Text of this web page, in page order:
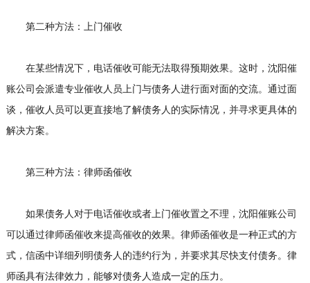
第二种方法：上门催收
在某些情况下，电话催收可能无法取得预期效果。这时，沈阳催
账公司会派遣专业催收人员上门与债务人进行面对面的交流。通过面
谈，催收人员可以更直接地了解债务人的实际情况，并寻求更具体的
解决方案。
第三种方法：律师函催收
如果债务人对于电话催收或者上门催收置之不理，沈阳催账公司
可以通过律师函催收来提高催收的效果。律师函催收是一种正式的方
式，信函中详细列明债务人的违约行为，并要求其尽快支付债务。律
师函具有法律效力，能够对债务人造成一定的压力。